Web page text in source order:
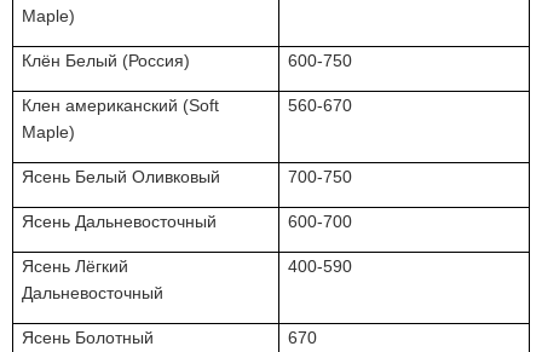
Maple)
Клён Белый (Россия) 600-750
Клен американский (Soft
Maple)
560-670
Ясень Белый Оливковый 700-750
Ясень Дальневосточный 600-700
Ясень Лёгкий
Дальневосточный
400-590
Ясень Болотный
670